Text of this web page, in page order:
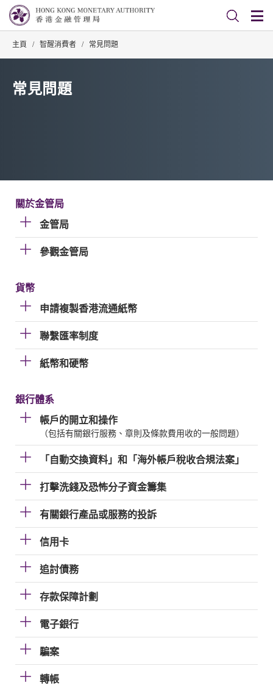
主頁 / 智醒消費者 / 常見問題
常見問題
關於金管局
金管局
參觀金管局
貨幣
申請複製香港流通紙幣
聯繫匯率制度
紙幣和硬幣
銀行體系
帳戶的開立和操作
（包括有關銀行服務、章則及條款費用收的一般問題）
「自動交換資料」和「海外帳戶稅收合規法案」
打擊洗錢及恐怖分子資金籌集
有關銀行產品或服務的投訴
信用卡
追討債務
存款保障計劃
電子銀行
騙案
轉帳